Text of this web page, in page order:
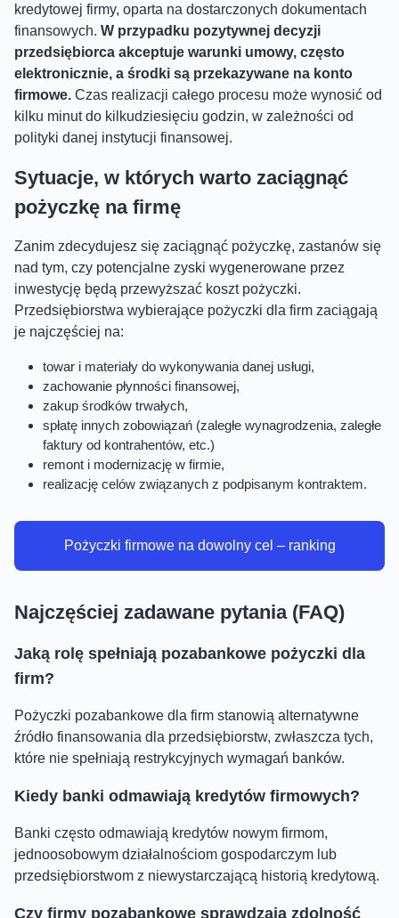
kredytowej firmy, oparta na dostarczonych dokumentach
finansowych. W przypadku pozytywnej decyzji
przedsiębiorca akceptuje warunki umowy, często
elektronicznie, a środki są przekazywane na konto
firmowe. Czas realizacji całego procesu może wynosić od
kilku minut do kilkudziesięciu godzin, w zależności od
polityki danej instytucji finansowej.
Sytuacje, w których warto zaciągnąć
pożyczkę na firmę
Zanim zdecydujesz się zaciągnąć pożyczkę, zastanów się
nad tym, czy potencjalne zyski wygenerowane przez
inwestycję będą przewyższać koszt pożyczki.
Przedsiębiorstwa wybierające pożyczki dla firm zaciągają
je najczęściej na:
towar i materiały do wykonywania danej usługi,
zachowanie płynności finansowej,
zakup środków trwałych,
spłatę innych zobowiązań (zaległe wynagrodzenia, zaległe
faktury od kontrahentów, etc.)
remont i modernizację w firmie,
realizację celów związanych z podpisanym kontraktem.
Pożyczki firmowe na dowolny cel – ranking
Najczęściej zadawane pytania (FAQ)
Jaką rolę spełniają pozabankowe pożyczki dla
firm?
Pożyczki pozabankowe dla firm stanowią alternatywne
źródło finansowania dla przedsiębiorstw, zwłaszcza tych,
które nie spełniają restrykcyjnych wymagań banków.
Kiedy banki odmawiają kredytów firmowych?
Banki często odmawiają kredytów nowym firmom,
jednoosobowym działalnościom gospodarczym lub
przedsiębiorstwom z niewystarczającą historią kredytową.
Czy firmy pozabankowe sprawdzają zdolność